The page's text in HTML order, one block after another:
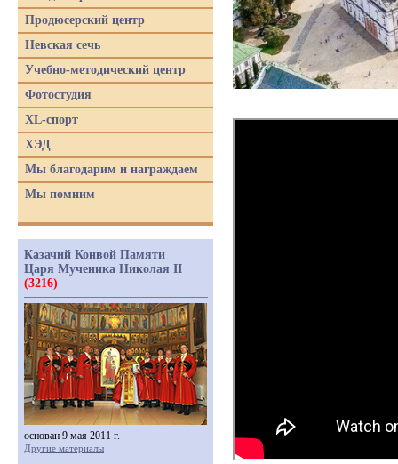
Продюсерский центр
Невская сечь
Учебно-методический центр
Фотостудия
XL-спорт
ХЭД
Мы благодарим и награждаем
Мы помним
Казачий Конвой Памяти
Царя Мученика Николая II
(3216)
основан 9 мая 2011 г.
Другие материалы